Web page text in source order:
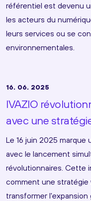
référentiel est devenu
les acteurs du
leurs services ou se
environnementales.
16. 06. 2025
IVAZIO
avec une
Le 16 juin 2025 marque
avec le lancement
révolutionnaires. Cette
comment une
transformer